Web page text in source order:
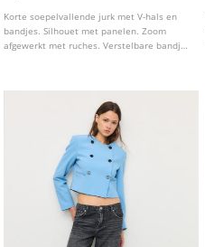
Korte soepelvallende jurk met V-hals en
bandjes. Silhouet met panelen. Zoom
afgewerkt met ruches. Verstelbare bandjes